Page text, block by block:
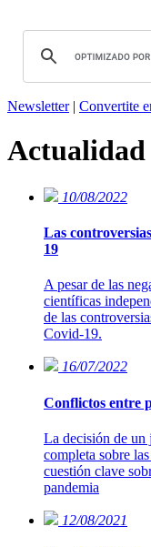
Newsletter| Convertite
Actualidad
10/08/2022
Las
19
A pesar de las
científicas
de las
Covid-19.
16/07/2022
Conflictos entre
La decisión de un
completa sobre
cuestión clave
pandemia
12/08/2021